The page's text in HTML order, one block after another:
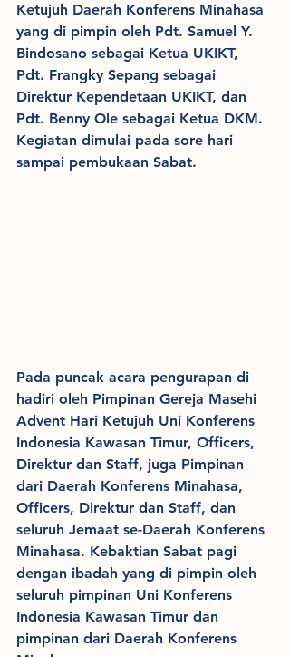
Ketujuh Daerah Konferens Minahasa
yang di pimpin oleh Pdt. Samuel Y.
Bindosano sebagai Ketua UKIKT,
Pdt. Frangky Sepang sebagai
Direktur Kependetaan UKIKT, dan
Pdt. Benny Ole sebagai Ketua DKM.
Kegiatan dimulai pada sore hari
sampai pembukaan Sabat.
Pada puncak acara pengurapan di
hadiri oleh Pimpinan Gereja Masehi
Advent Hari Ketujuh Uni Konferens
Indonesia Kawasan Timur, Officers,
Direktur dan Staff, juga Pimpinan
dari Daerah Konferens Minahasa,
Officers, Direktur dan Staff, dan
seluruh Jemaat se-Daerah Konferens
Minahasa. Kebaktian Sabat pagi
dengan ibadah yang di pimpin oleh
seluruh pimpinan Uni Konferens
Indonesia Kawasan Timur dan
pimpinan dari Daerah Konferens